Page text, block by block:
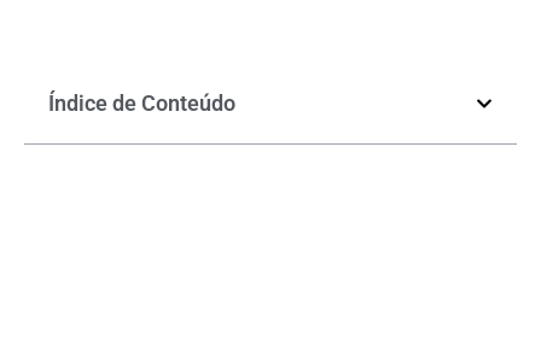
Índice de Conteúdo